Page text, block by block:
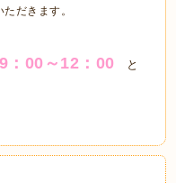
だきます。
：00～12：00
と